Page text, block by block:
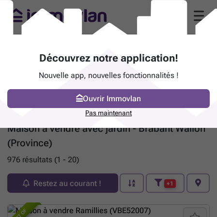
Maison à vendre avec jardin - Brabant Wallon
(Province)
976 résultats (1 - 20)
Restez au courant ! +1
Découvrez notre application!
Nouvelle app, nouvelles fonctionnalités !
Ouvrir Immovlan
Pas maintenant